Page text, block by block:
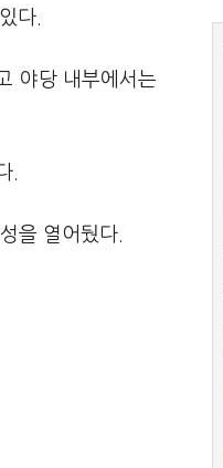
다.
야당 내부에서는
.
을 열어뒀다.